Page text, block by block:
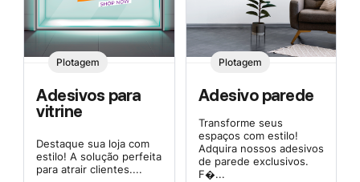
Plotagem
Adesivos para
vitrine
Destaque sua loja com
estilo! A solução perfeita
para atrair clientes....
Plotagem
Adesivo parede
Transforme seus
espaços com estilo!
Adquira nossos adesivos
de parede exclusivos.
F�...